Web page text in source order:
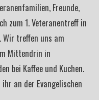
Freunde,
zum 1. Veteranentreff in
Wir treffen uns am
Mittendrin in
bei Kaffee und Kuchen.
an der Evangelischen